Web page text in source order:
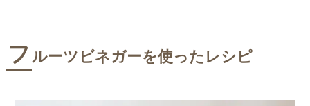
フ ルーツビネガーを使ったレシピ